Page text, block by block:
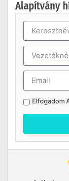
Alapítvány
Elfogadom